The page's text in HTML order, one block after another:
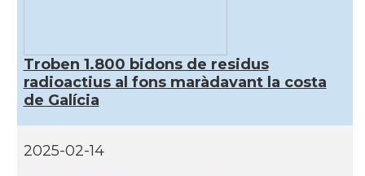
Troben 1.800 bidons de residus
radioactius al fons maràdavant la costa
de Galícia
2025-02-14